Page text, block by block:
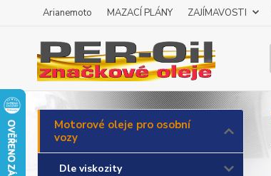
Arianemoto MAZACÍ PLÁNY ZAJÍMAVOSTI
Motorové oleje pro osobní
vozy
Dle viskozity